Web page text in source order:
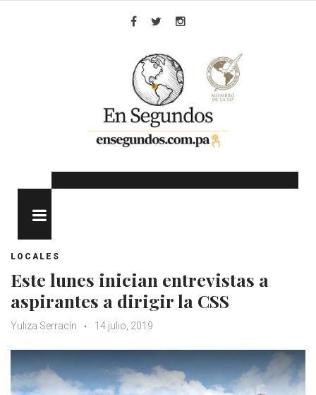
LOCALES
Este lunes inician entrevistas a
aspirantes a dirigir la CSS
Yuliza Serracín 14 julio, 2019